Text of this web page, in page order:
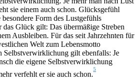
sie einem auch schon. Glücksgefühl
Form des Lustgefühls
das Glück gilt: Das übermäßige Streben
Ausbleiben. Für das seit Jahrzehnten für
Welt zum Lebensmotto
Selbstverwirklichung gilt ebenfalls: Je
die eigene Selbstverwirklichung
verfehlt er sie auch schon.
5